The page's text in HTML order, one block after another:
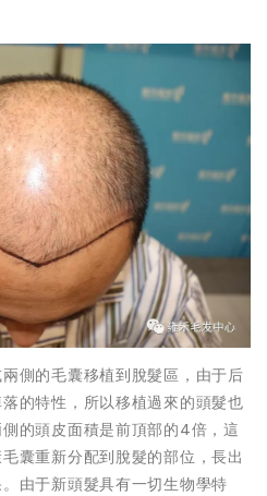
側的毛囊移植到脫髮區，由于后
的特性，所以移植過來的頭髮也
的頭皮面積是前頂部的4倍，這
囊重新分配到脫髮的部位，長出
由于新頭髮具有一切生物學特